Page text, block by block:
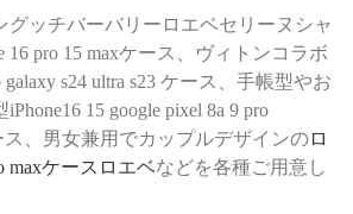
グッチバーバリーロエベセリーヌシャ
16 pro 15 maxケース、ヴィトンコラボ
s24 ultra s23 ケース、手帳型やお
15 google pixel 8a 9 pro
ス、男女兼用でカップルデザインのロ
maxケースロエベなどを各種ご用意し